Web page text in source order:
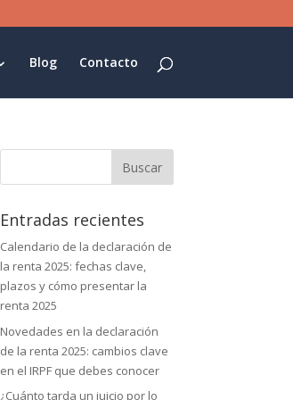
Blog Contacto
Buscar:
Entradas recientes
Calendario de la declaración de
la renta 2025: fechas clave,
plazos y cómo presentar la
renta 2025
Novedades en la declaración
de la renta 2025: cambios clave
en el IRPF que debes conocer
¿Cuánto tarda un juicio por lo